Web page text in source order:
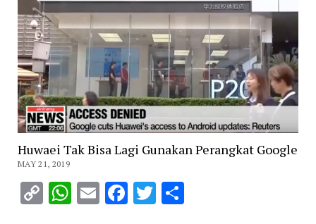
Huwaei Tak Bisa Lagi Gunakan Perangkat Google
MAY 21, 2019
CopyWhatsApp
EmailFacebook
Twitter
Share